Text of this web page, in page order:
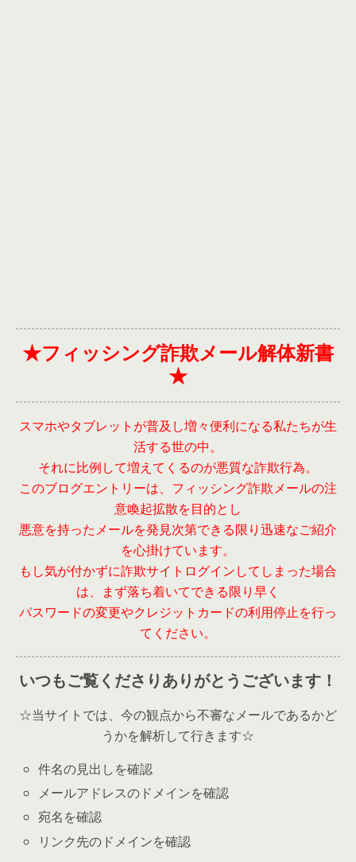
★フィッシング詐欺メール解体新書
★
スマホやタブレットが普及し増々便利になる私たちが生
活する世の中。
それに比例して増えてくるのが悪質な詐欺行為。
このブログエントリーは、フィッシング詐欺メールの注
意喚起拡散を目的とし
悪意を持ったメールを発見次第できる限り迅速なご紹介
を心掛けています。
もし気が付かずに詐欺サイトログインしてしまった場合
は、まず落ち着いてできる限り早く
パスワードの変更やクレジットカードの利用停止を行っ
てください。
いつもご覧くださりありがとうございます！
☆当サイトでは、今の観点から不審なメールであるかど
うかを解析して行きます☆
件名の見出しを確認
メールアドレスのドメインを確認
宛名を確認
リンク先のドメインを確認